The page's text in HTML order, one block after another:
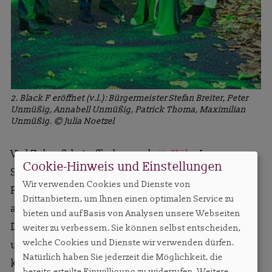
2. Black F eröffnet (v.l.): Bürgermeister Stefan Breiter, Peter
Unmüßig, Annabell Unmüßig, Patrick Thoma, Maximilian
Unmüßig. © Julia Noetzel
Viel Zukunft hat offenbar auch Köln: In unserer
Standortanalyse diese Woche skizzieren wir das
Potenzial der Rheinmetropole, das noch nicht
ausgeschöpft ist.
Die weiteren Nachrichten drehen sich diese Woche
um Hamburg, Heidelberg und natürlich Leipzig. In
knapp vier Wochen ist hier die
SO!APART.
Cookie-Hinweis und Einstellungen
Wir verwenden Cookies und Dienste von
Drittanbietern, um Ihnen einen optimalen Service zu
bieten und auf Basis von Analysen unsere Webseiten
weiter zu verbessern. Sie können selbst entscheiden,
welche Cookies und Dienste wir verwenden dürfen.
Natürlich haben Sie jederzeit die Möglichkeit, die